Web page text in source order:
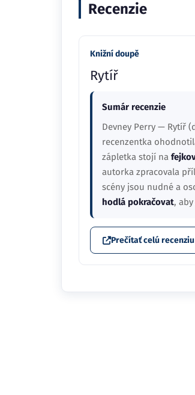
Recenzie
Knižní doupě
Rytíř
Sumár recenzie
Devney Perry — Rytíř
recenzentka
zápletka stojí na
autorka zpracovala
scény jsou nudné a
hodlá pokračovat,
Prečítať celú recenziu